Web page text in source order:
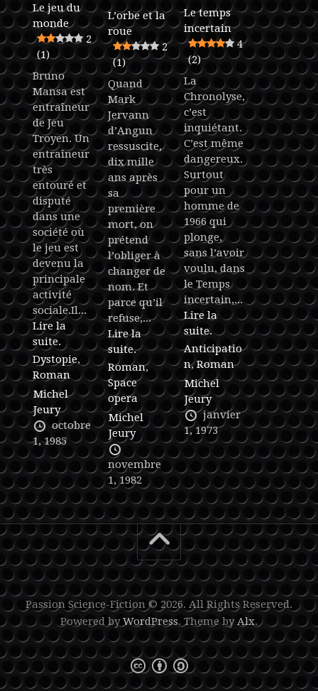
Le jeu du
monde
2
(1)
Bruno
Mansa est
entraîneur
de Jeu
Troyen. Un
entraîneur
très
entouré et
disputé
dans une
société où
le jeu est
devenu la
principale
activité
sociale.Il...
Lire la
suite.
Dystopie,
Roman
Michel
Jeury
octobre
1, 1985
L’orbe et la
roue
2
(1)
Quand
Mark
Jervann
d’Angun
ressuscite,
dix mille
ans après
sa
première
mort, on
prétend
l’obliger à
changer de
nom. Et
parce qu’il
refuse,...
Lire la
suite.
Roman,
Space
opera
Michel
Jeury
novembre
1, 1982
Le temps
incertain
4
(2)
La
Chronolyse,
c’est
inquiétant.
C’est même
dangereux.
Surtout
pour un
homme de
1966 qui
plonge,
sans l’avoir
voulu, dans
le Temps
incertain,...
Lire la
suite.
Anticipatio
n,Roman
Michel
Jeury
janvier
1, 1973
Passion Science-Fiction © 2026. All Rights Reserved.
Powered byWordPress. Theme byAlx.